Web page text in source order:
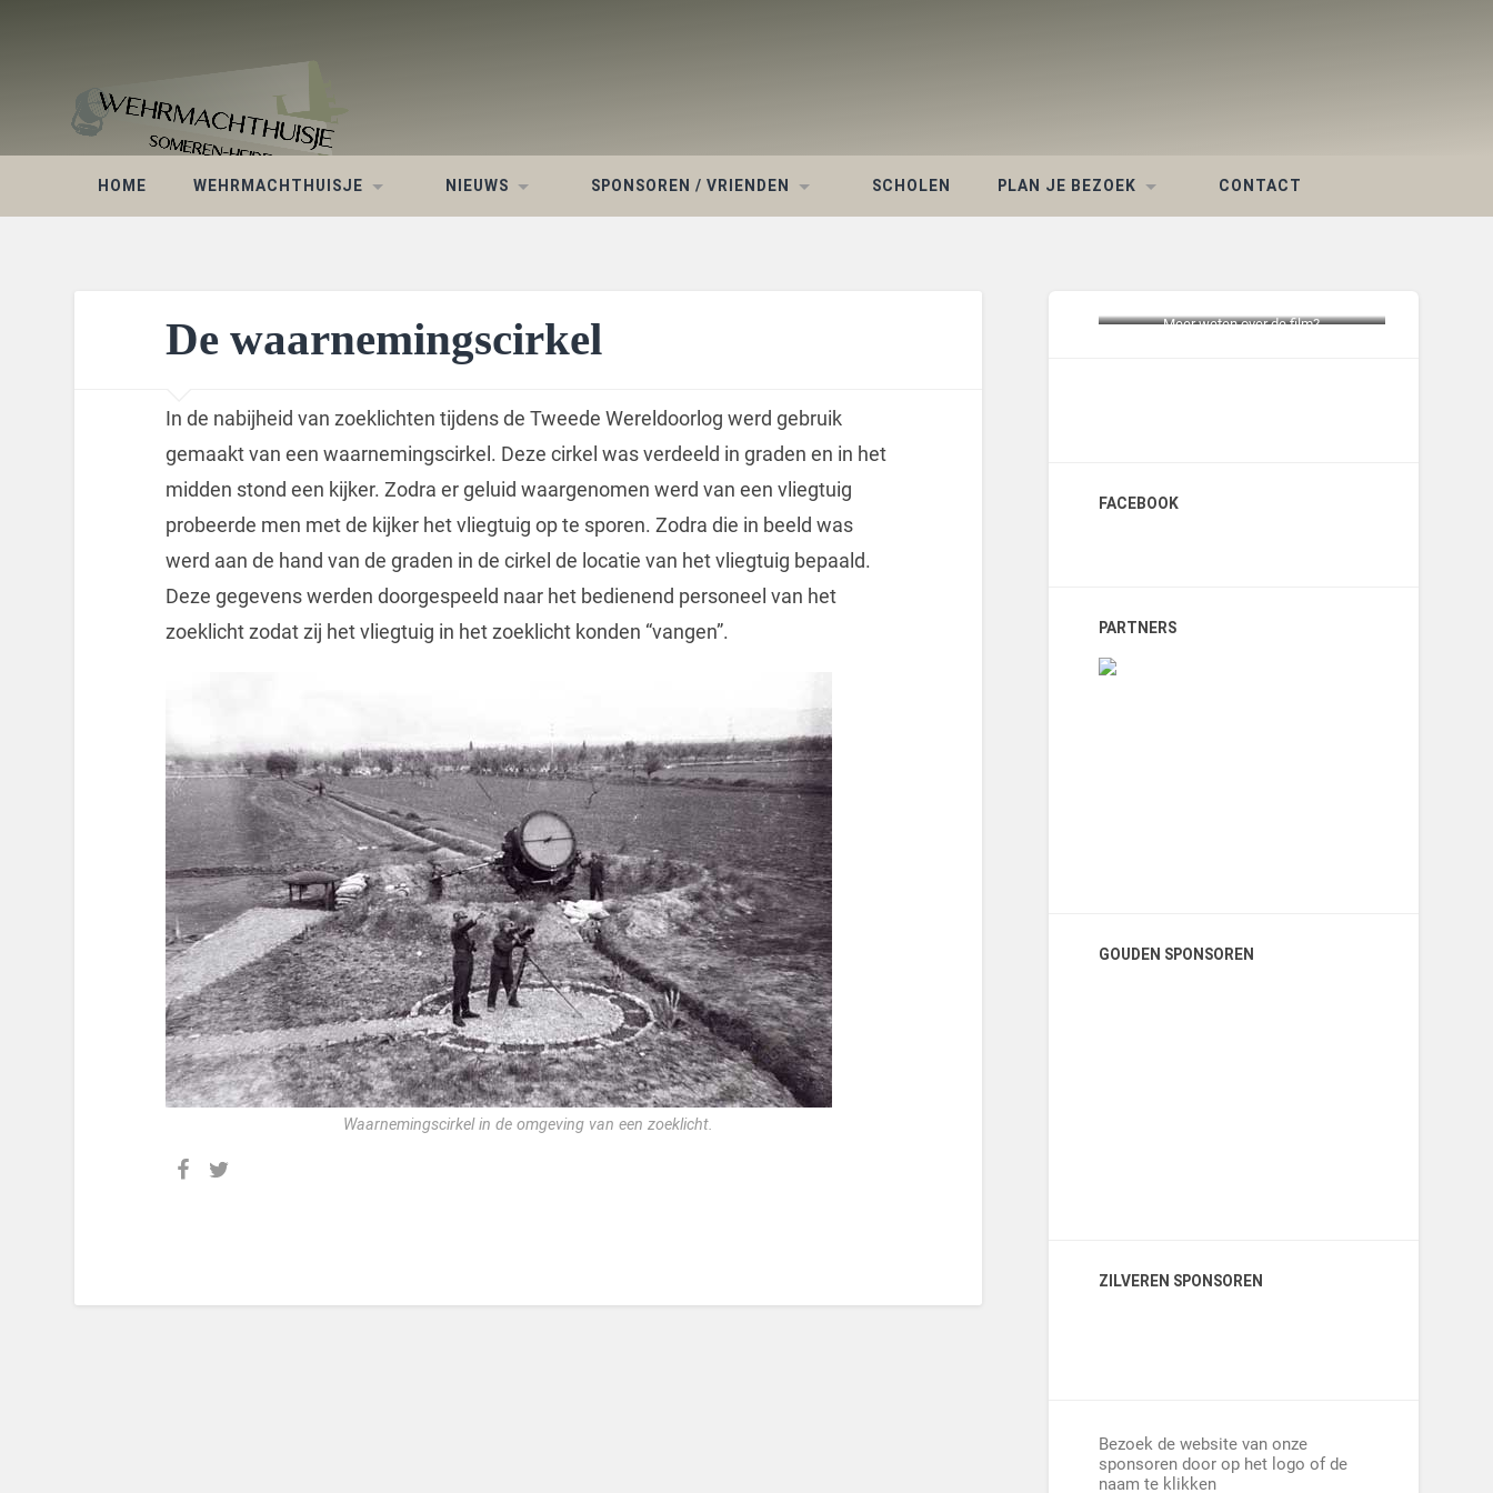
HOME WEHRMACHTHUISJE NIEUWS SPONSOREN / VRIENDEN SCHOLEN PLAN JE BEZOEK CONTACT
De waarnemingscirkel
In de nabijheid van zoeklichten tijdens de Tweede Wereldoorlog werd gebruik
gemaakt van een waarnemingscirkel. Deze cirkel was verdeeld in graden en in het
midden stond een kijker. Zodra er geluid waargenomen werd van een vliegtuig
probeerde men met de kijker het vliegtuig op te sporen. Zodra die in beeld was
werd aan de hand van de graden in de cirkel de locatie van het vliegtuig bepaald.
Deze gegevens werden doorgespeeld naar het bedienend personeel van het
zoeklicht zodat zij het vliegtuig in het zoeklicht konden “vangen”.
Waarnemingscirkel in de omgeving van een zoeklicht.
Meer weten over de film?
FACEBOOK
PARTNERS
GOUDEN SPONSOREN
ZILVEREN SPONSOREN
Bezoek de website van onze
sponsoren door op het logo of de
naam te klikken